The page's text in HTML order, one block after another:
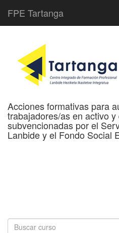
FPE Tartanga
Acciones formativas para
trabajadores/as en activo
subvencionadas por el
Lanbide y el Fondo Social